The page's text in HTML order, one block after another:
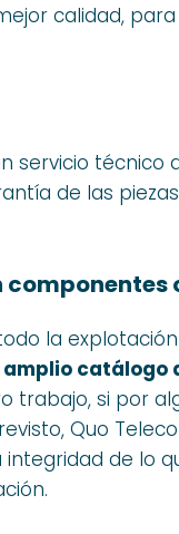
calidad,
servicio técnico
de las
componentes
la explotación
catálogo
si por
Quo
de lo